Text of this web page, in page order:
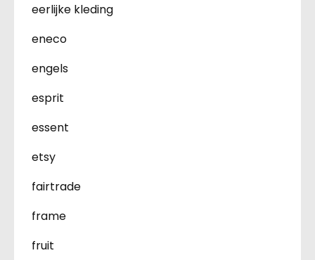
eerlijke kleding
eneco
engels
esprit
essent
etsy
fairtrade
frame
fruit